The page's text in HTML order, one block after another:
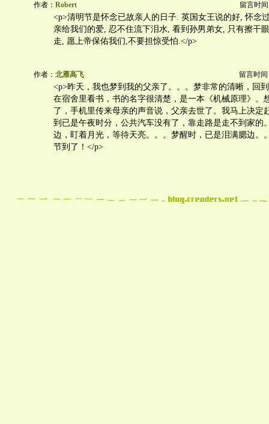
作者： Robert 留言时间
<p>清明节是怀念已故亲人的日子. 英国女王说的好, 怀念
亲给我们的爱, 忍不住流下泪水, 看到孙男弟女, 只有擦干
走, 愿上帝保佑我们,不要担惊受怕.</p>
作者： 北雁高飞 留言时间
<p>昨天，我也梦到我的父亲了。。。梦非常的清晰，回
在宿舍里看书，书的名字很清楚，是一本《机械原理》。
了，手机里传来母亲的声音说，父亲去世了。我马上决定
到已是午夜时分，公共汽车没有了，靠走路是走不到家的
边，盯着月光，等待天亮。。。梦醒时，已是泪满腮边。
节到了！</p>